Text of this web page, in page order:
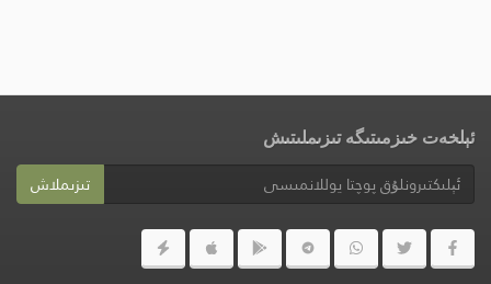
ئېلخەت خىزمىتىگە تىزىملىتىش
تىزىملاش